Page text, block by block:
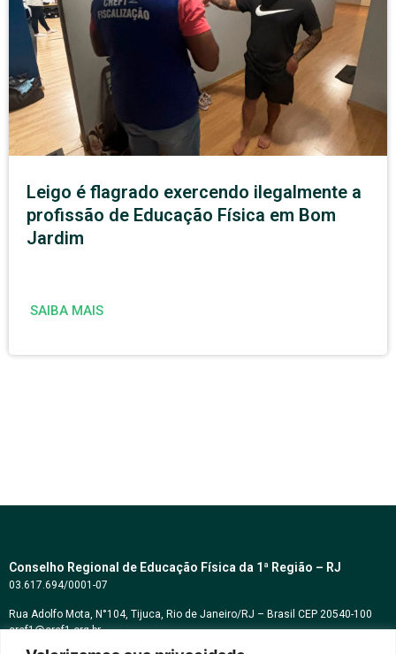
Leigo é flagrado exercendo ilegalmente a
profissão de Educação Física em Bom
Jardim
SAIBA MAIS
Conselho Regional de Educação Física da 1ª Região – RJ
03.617.694/0001-07
Rua Adolfo Mota, N°104, Tijuca, Rio de Janeiro/RJ – Brasil CEP 20540-100
cref1@cref1.org.br